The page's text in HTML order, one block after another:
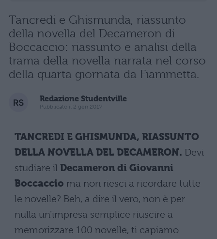
Tancredi e Ghismunda, riassunto
della novella del Decameron di
Boccaccio: riassunto e analisi della
trama della novella narrata nel corso
della quarta giornata da Fiammetta.
Redazione Studentville
Pubblicato il 2 gen 2017
TANCREDI E GHISMUNDA, RIASSUNTO
DELLA NOVELLA DEL DECAMERON. Devi
studiare il Decameron di Giovanni
Boccaccio ma non riesci a ricordare tutte
le novelle? Beh, a dire il vero, non è per
nulla un’impresa semplice riuscire a
memorizzare 100 novelle, ti capiamo